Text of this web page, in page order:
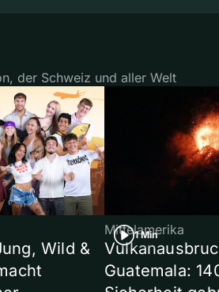
der Schweiz und aller Welt
Wild &
1 Min
Mittelamerika
Guatemala: